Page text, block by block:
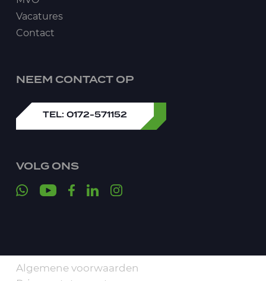
Vacatures
Contact
NEEM CONTACT OP
TEL: 0172-571152
VOLG ONS
Algemene voorwaarden